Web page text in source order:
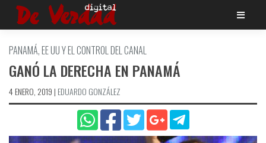
Saltar
PANAMÁ, EE UU Y EL CONTROL DEL CANAL
GANÓ LA DERECHA EN PANAMÁ
4 ENERO, 2019 | EDUARDO GONZÁLEZ